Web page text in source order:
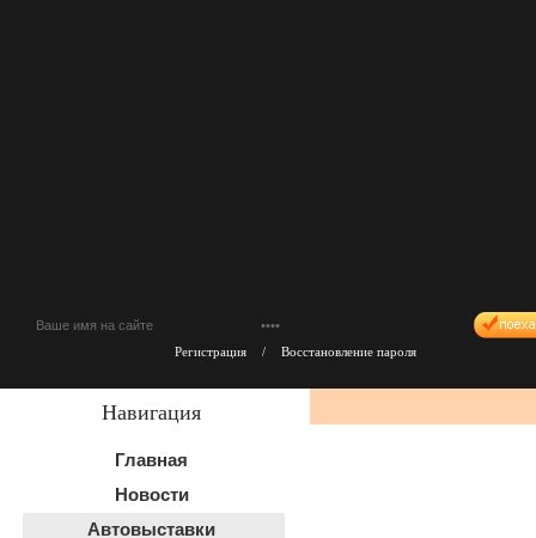
Регистрация / Восстановление пароля
Навигация
Главная
Новости
Автовыставки